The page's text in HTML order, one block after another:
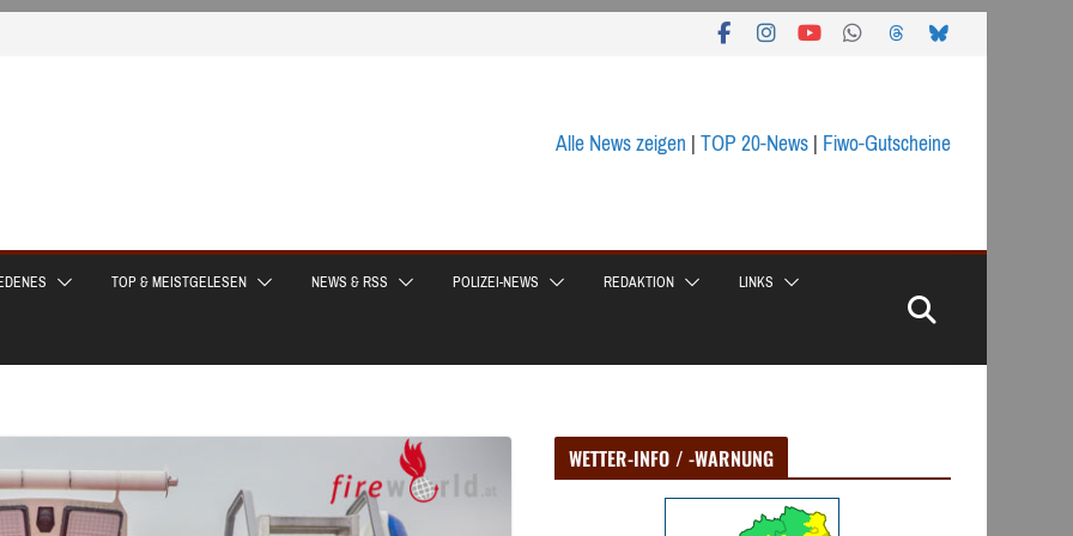
Alle News zeigen|TOP 20-News|Fiwo-Gutscheine
TOP & MEISTGELESEN NEWS & RSS POLIZEI-NEWS REDAKTION LINKS
WETTER-INFO / -WARNUNG